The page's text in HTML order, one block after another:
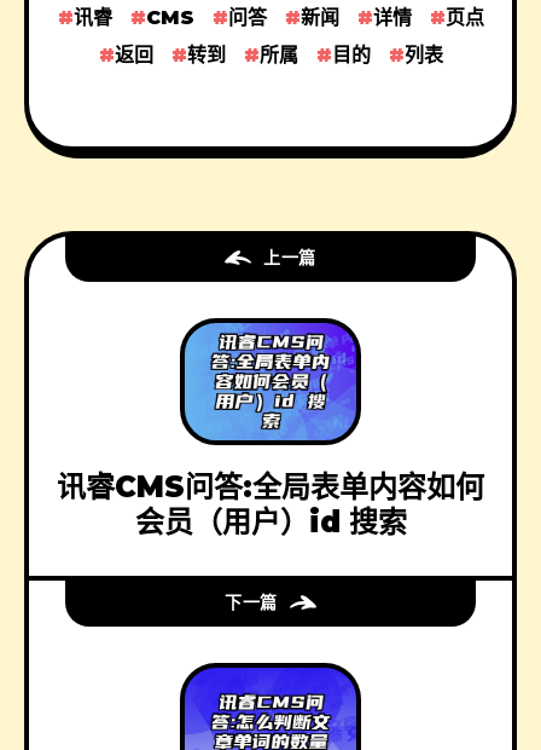
讯睿 CMS 问答 新闻 详情
页点
返回
转到 所属 目的 列表
上一篇
讯睿CMS问答:全局表单内容如何
会员（用户）id 搜索
下一篇